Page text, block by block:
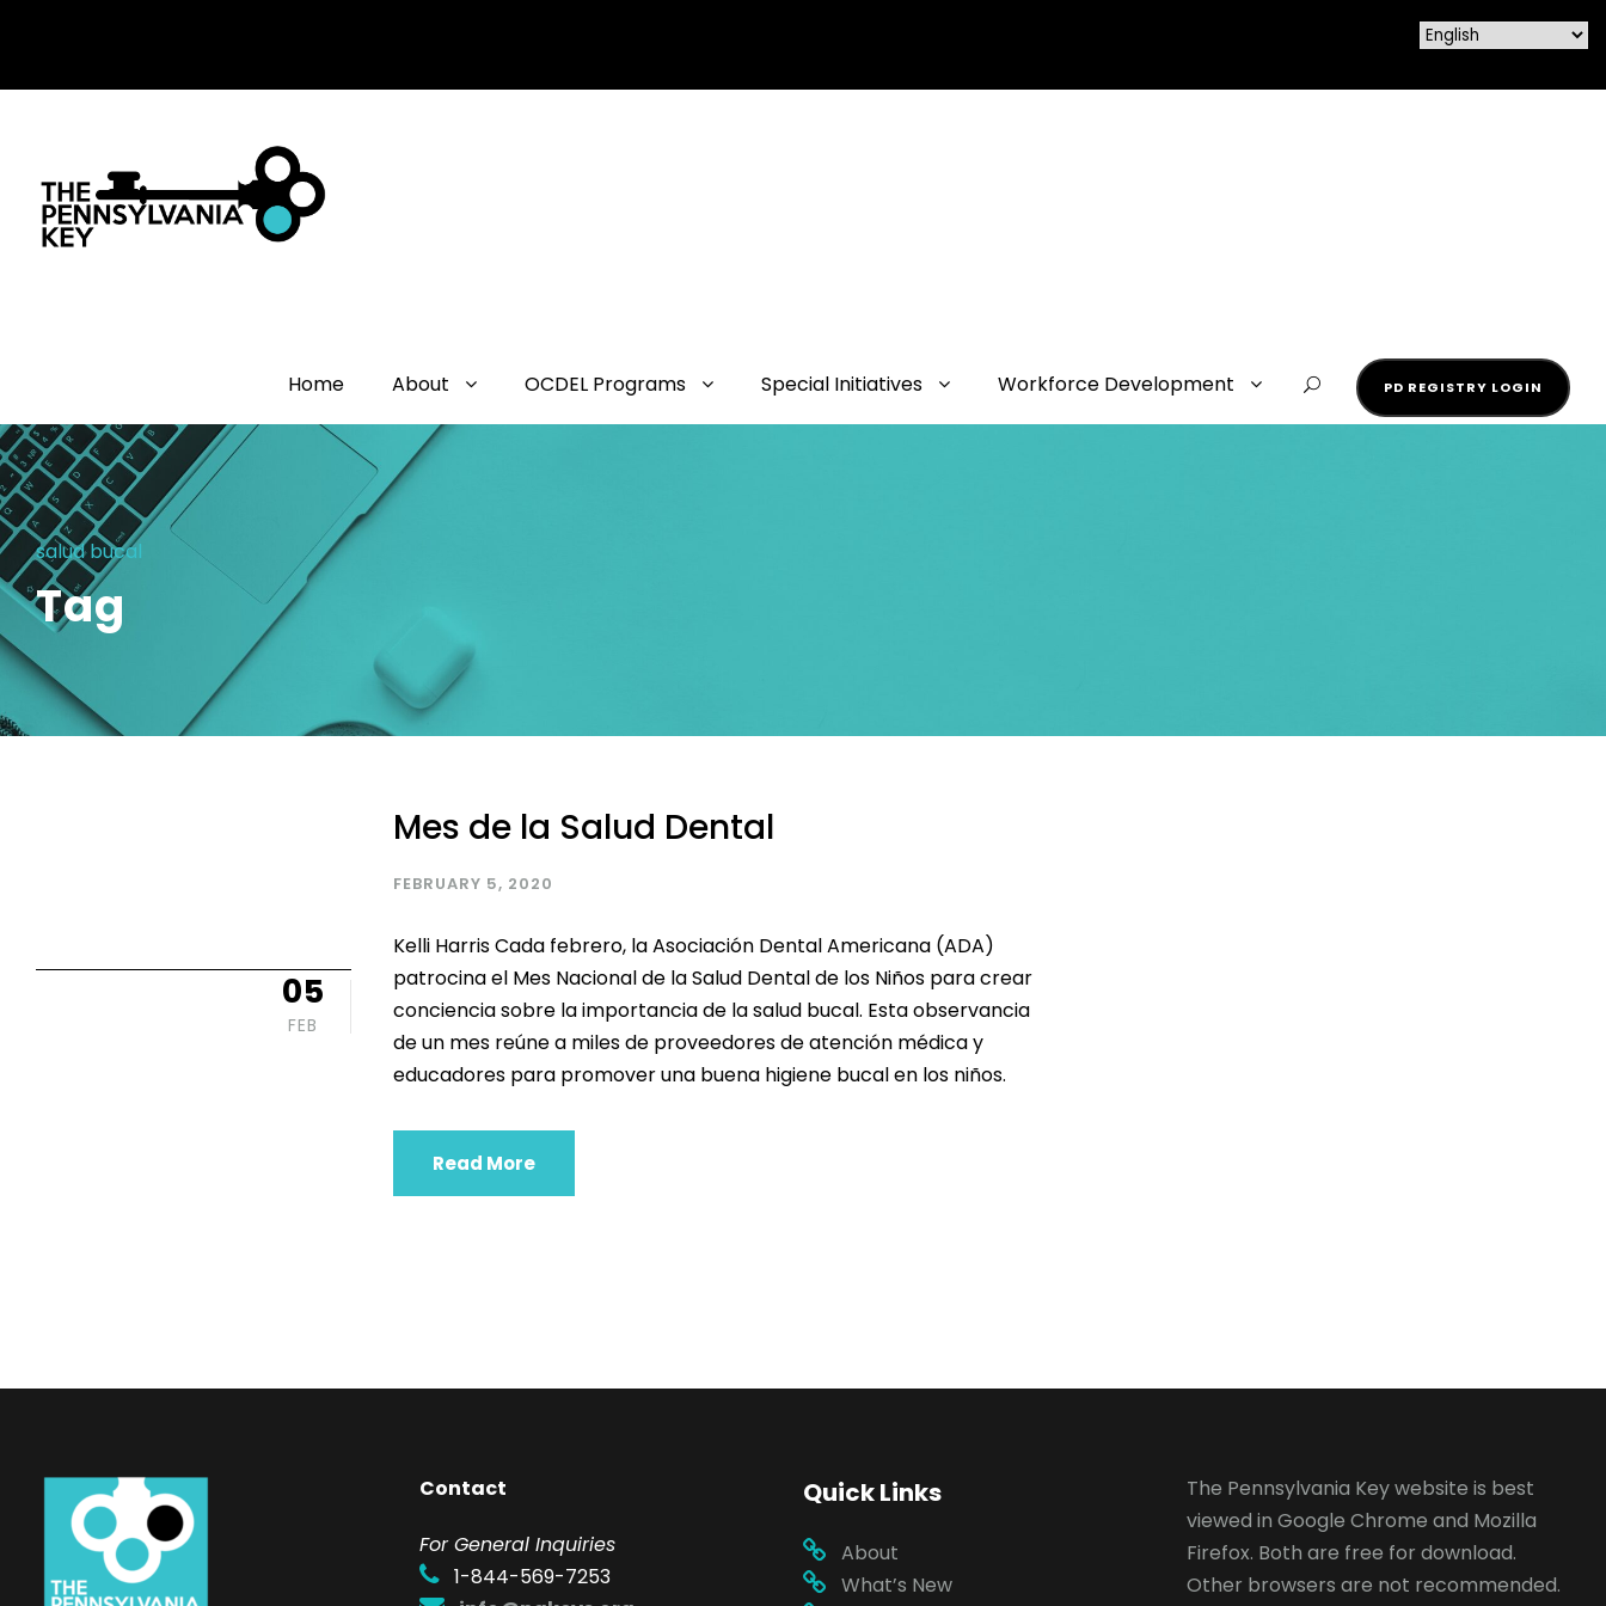
Home About OCDEL Programs Special Initiatives Workforce Development PD REGISTRY LOGIN
salud bucal
Tag
05
FEB
Mes de la Salud Dental
FEBRUARY 5, 2020
Kelli Harris Cada febrero, la Asociación Dental Americana (ADA)
patrocina el Mes Nacional de la Salud Dental de los Niños para crear
conciencia sobre la importancia de la salud bucal. Esta observancia
de un mes reúne a miles de proveedores de atención médica y
educadores para promover una buena higiene bucal en los niños.
Read More
Contact
For General Inquiries
1-844-569-7253
Quick Links
About
What’s New
The Pennsylvania Key website is best
viewed in Google Chrome and Mozilla
Firefox. Both are free for download.
Other browsers are not recommended.